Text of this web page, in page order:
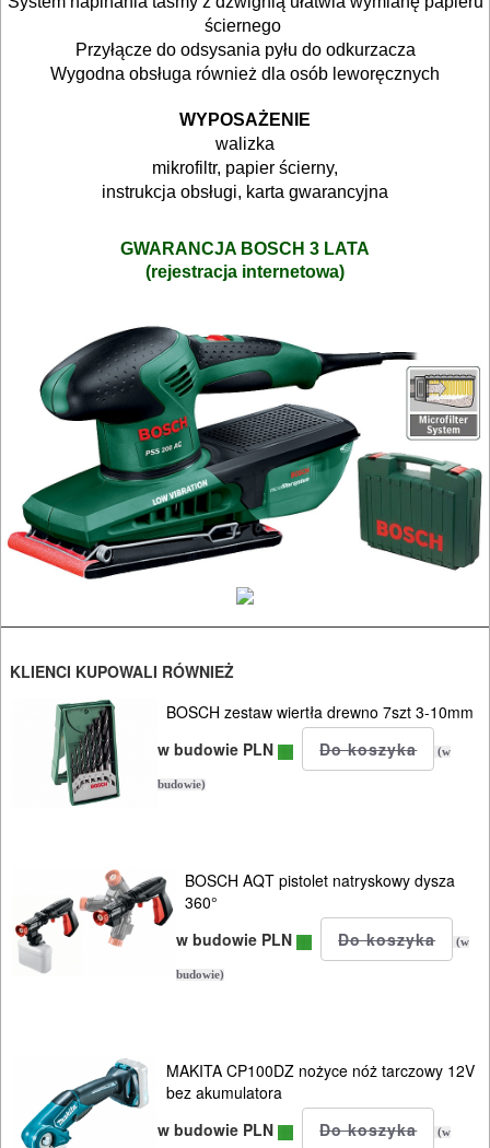
pilarki
betonu
komórkowego
szablowe
piły
taśmowe
pistolety
elektryczne
polerki
PROXXON
przecinarki
radia
budowlane
satyniarki
strugi,
heble
szlifierki
budowlane
kątowe
szlifierki
ściernego
Przyłącze do odsysania pyłu do odkurzacza
Wygodna obsługa również dla osób leworęcznych
WYPOSAŻENIE
walizka
mikrofiltr, papier ścierny,
instrukcja obsługi, karta gwarancyjna
GWARANCJA BOSCH 3 LATA
(rejestracja internetowa)
KLIENCI KUPOWALI RÓWNIEŻ
BOSCH zestaw wiertła drewno 7szt 3-10mm
w budowie PLN
(w
budowie)
BOSCH AQT pistolet natryskowy dysza
360°
w budowie PLN
(w
budowie)
MAKITA CP100DZ nożyce nóż tarczowy 12V
bez akumulatora
w budowie PLN
(w